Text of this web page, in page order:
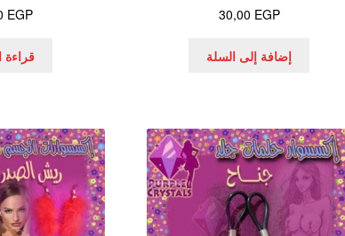
30,00 EGP
إضافة إلى السلة
EGP
قراءة